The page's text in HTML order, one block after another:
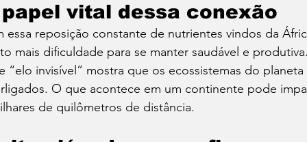
papel vital dessa conexão
essa reposição constante de nutrientes vindos da
mais dificuldade para se manter saudável e
“elo invisível” mostra que os ecossistemas do
O que acontece em um continente pode
de quilômetros de distância.